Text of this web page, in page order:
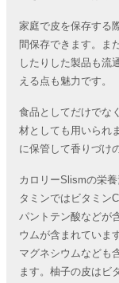
家庭で皮を保存する
間保存できます。ま
したりした製品も流
える点も魅力です。
食品としてだけでな
材としても用いられ
に保管して香りづけ
カロリーSlismの栄
タミンではビタミン
パントテン酸などが
ウムが含まれていま
マグネシウムなども
ます。柚子の皮はビ